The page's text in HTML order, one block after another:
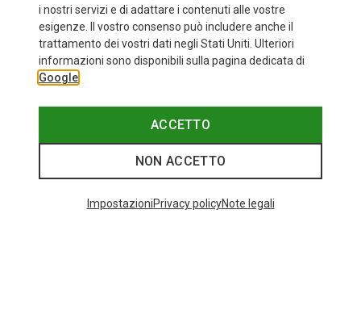
+10
fino a 35%
Categories speciali
i nostri servizi e di adattare i contenuti alle vostre
esigenze. Il vostro consenso può includere anche il
trattamento dei vostri dati negli Stati Uniti. Ulteriori
informazioni sono disponibili sulla pagina dedicata di
Google
ACCETTO
NON ACCETTO
ImpostazioniPrivacy policyNote legali